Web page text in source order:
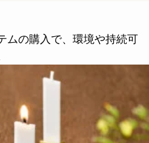
ムの購入で、環境や持続可